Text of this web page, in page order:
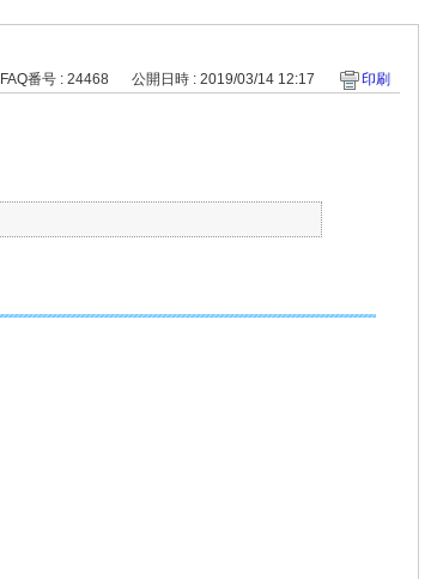
FAQ番号 : 24468 公開日時 : 2019/03/14 12:17 印刷